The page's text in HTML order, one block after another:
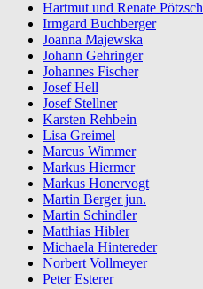
Hartmut und Renate Pötzsch
Irmgard Buchberger
Joanna Majewska
Johann Gehringer
Johannes Fischer
Josef Hell
Josef Stellner
Karsten Rehbein
Lisa Greimel
Marcus Wimmer
Markus Hiermer
Markus Honervogt
Martin Berger jun.
Martin Schindler
Matthias Hibler
Michaela Hintereder
Norbert Vollmeyer
Peter Esterer